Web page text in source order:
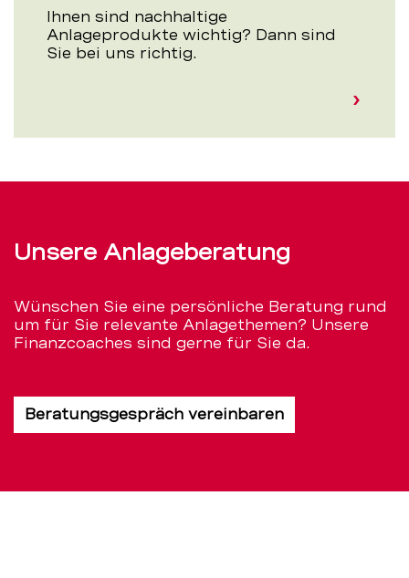
Ihnen sind nachhaltige
Anlageprodukte wichtig? Dann sind
Sie bei uns richtig.
Unsere Anlageberatung
Wünschen Sie eine persönliche Beratung rund
um für Sie relevante Anlagethemen? Unsere
Finanzcoaches sind gerne für Sie da.
Beratungsgespräch vereinbaren